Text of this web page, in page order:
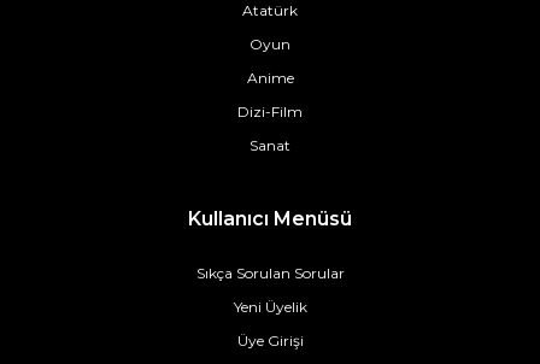
Atatürk
Oyun
Anime
Dizi-Film
Sanat
Kullanıcı Menüsü
Sıkça Sorulan Sorular
Yeni Üyelik
Üye Girişi